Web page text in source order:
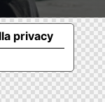
privacy